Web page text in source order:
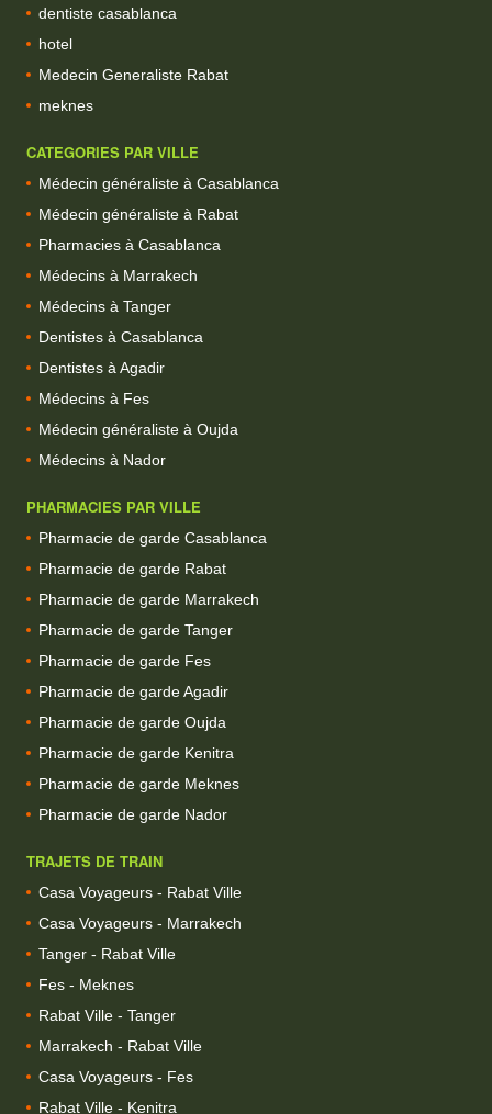
dentiste casablanca
hotel
Medecin Generaliste Rabat
meknes
CATEGORIES PAR VILLE
Médecin généraliste à Casablanca
Médecin généraliste à Rabat
Pharmacies à Casablanca
Médecins à Marrakech
Médecins à Tanger
Dentistes à Casablanca
Dentistes à Agadir
Médecins à Fes
Médecin généraliste à Oujda
Médecins à Nador
PHARMACIES PAR VILLE
Pharmacie de garde Casablanca
Pharmacie de garde Rabat
Pharmacie de garde Marrakech
Pharmacie de garde Tanger
Pharmacie de garde Fes
Pharmacie de garde Agadir
Pharmacie de garde Oujda
Pharmacie de garde Kenitra
Pharmacie de garde Meknes
Pharmacie de garde Nador
TRAJETS DE TRAIN
Casa Voyageurs - Rabat Ville
Casa Voyageurs - Marrakech
Tanger - Rabat Ville
Fes - Meknes
Rabat Ville - Tanger
Marrakech - Rabat Ville
Casa Voyageurs - Fes
Rabat Ville - Kenitra